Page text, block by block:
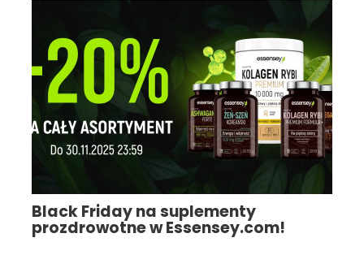
związana z miejscem uwalniania tego składnika.
Black Friday na suplementy
prozdrowotne w Essensey.com!